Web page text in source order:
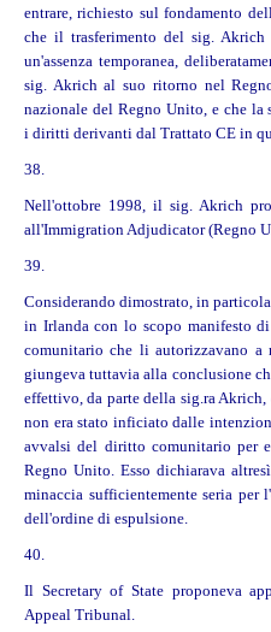
entrare, richiesto sul fondamento
che il trasferimento del sig.
un'assenza temporanea,
sig. Akrich al suo ritorno nel
nazionale del Regno Unito, e che la
i diritti derivanti dal Trattato CE in
38.
Nell'ottobre 1998, il sig. Akrich
all'Immigration Adjudicator (Regno
39.
Considerando dimostrato, in
in Irlanda con lo scopo manifesto di
comunitario che li autorizzavano
giungeva tuttavia alla conclusione
effettivo, da parte della sig.ra
non era stato inficiato dalle
avvalsi del diritto comunitario per
Regno Unito. Esso dichiarava
minaccia sufficientemente seria
dell'ordine di espulsione.
40.
Il Secretary of State proponeva
Appeal Tribunal.